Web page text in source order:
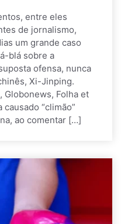
entre eles
de jornalismo,
um grande caso
blá sobre a
ofensa, nunca
Xi-Jinping.
Globonews, Folha et
“climão”
ao comentar […]